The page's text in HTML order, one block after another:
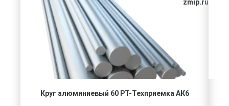
zmip.ru
Круг алюминиевый 60 РТ-Техприемка АК6